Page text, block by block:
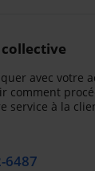
avec votre
comment
service à la
6487